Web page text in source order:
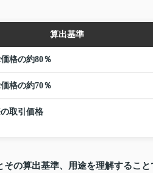
算出基準
格の約80％
格の約70％
取引価格
の算出基準、用途を理解するこ